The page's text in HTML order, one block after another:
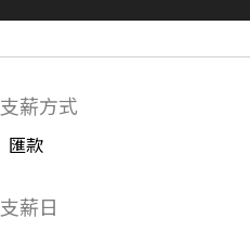
支薪方式
匯款
支薪日